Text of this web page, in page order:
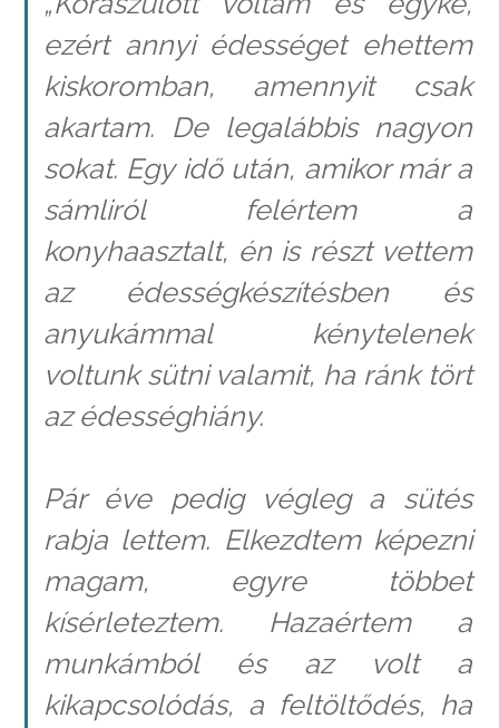
ezért annyi édességet ehettem
kiskoromban, amennyit csak
akartam. De legalábbis nagyon
sokat. Egy idő után, amikor már a
sámliról felértem a
konyhaasztalt, én is részt vettem
az édességkészítésben és
anyukámmal kénytelenek
voltunk sütni valamit, ha ránk tört
az édességhiány.
Pár éve pedig végleg a sütés
rabja lettem. Elkezdtem képezni
magam, egyre többet
kísérleteztem. Hazaértem a
munkámból és az volt a
kikapcsolódás, a feltöltődés, ha